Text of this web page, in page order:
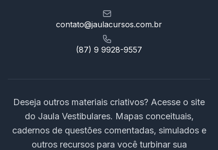
contato@jaulacursos.com.br
(87) 9 9928-9557
Deseja outros materiais criativos? Acesse o site
do Jaula Vestibulares. Mapas conceituais,
cadernos de questões comentadas, simulados e
outros recursos para você turbinar sua